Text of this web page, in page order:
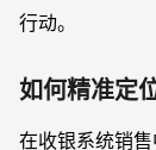
行动。
如何精准定
在收银系统销售